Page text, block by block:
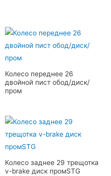
Колесо переднее 26
двойной пист обод/диск/
пром
Колесо заднее 29 трещотка
v-brake диск промSTG